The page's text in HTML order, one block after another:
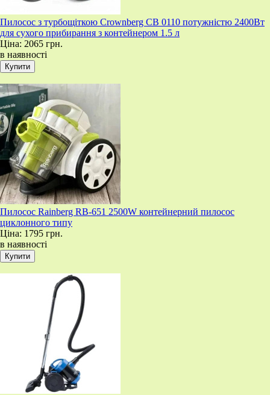
Пилосос з турбощіткою Crownberg CB 0110 потужністю 2400Вт
для сухого прибирання з контейнером 1.5 л
Ціна: 2065 грн.
в наявності
Пилосос Rainberg RB-651 2500W контейнерний пилосос
циклонного типу
Ціна: 1795 грн.
в наявності